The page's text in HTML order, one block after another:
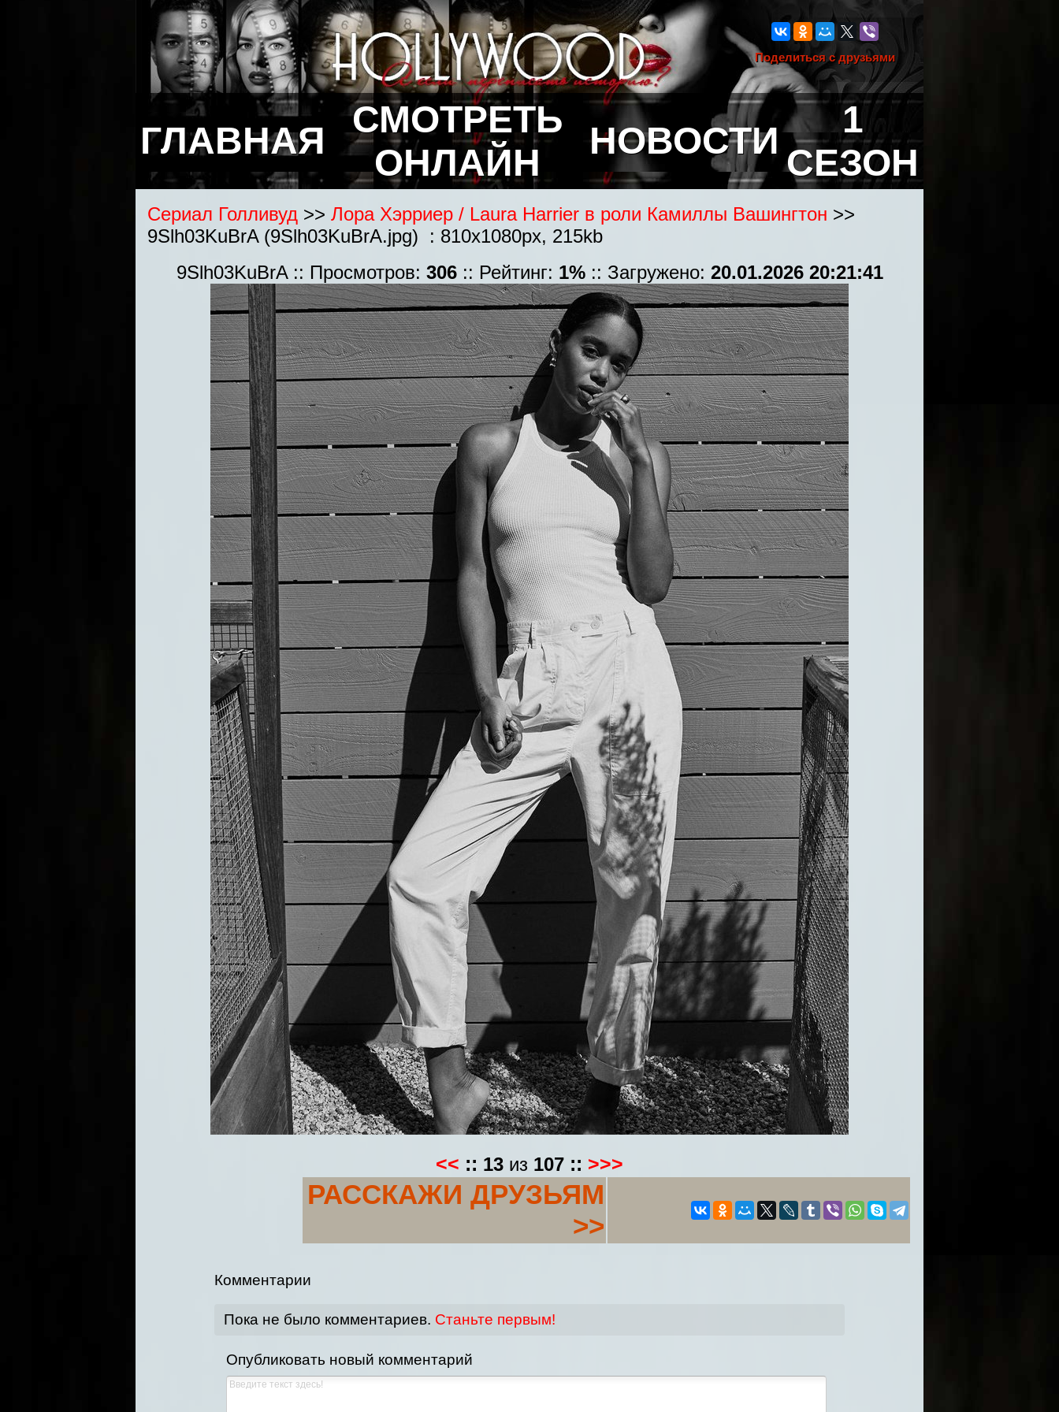
Поделиться с друзьями
ГЛАВНАЯ
СМОТРЕТЬ
ОНЛАЙН
НОВОСТИ
1
СЕЗОН
Сериал Голливуд >> Лора Хэрриер / Laura Harrier в роли Камиллы Вашингтон >>
9Slh03KuBrA (9Slh03KuBrA.jpg) : 810x1080px, 215kb
9Slh03KuBrA :: Просмотров: 306:: Рейтинг: 1%:: Загружено: 20.01.2026 20:21:41
<< :: 13 из 107 :: >>>
РАССКАЖИ ДРУЗЬЯМ
>>
Комментарии
Пока не было комментариев. Станьте первым!
Опубликовать новый комментарий